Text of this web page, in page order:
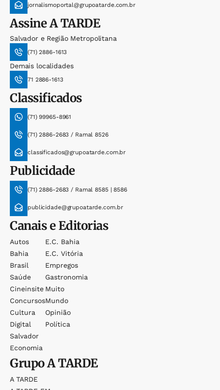
jornalismoportal@grupoatarde.com.br
AssineA TARDE
Salvador e Região Metropolitana
(71) 2886-1613
Demais localidades
71 2886-1613
Classificados
(71) 99965-8961
(71) 2886-2683 / Ramal 8526
classificados@grupoatarde.com.br
Publicidade
(71) 2886-2683 / Ramal 8585 | 8586
publicidade@grupoatarde.com.br
Canais e Editorias
Autos
Bahia
Brasil
Saúde
Cineinsite
Concursos
Cultura
Digital
Salvador
Economia
E.c. Bahia
E.c. Vitória
Empregos
Gastronomia
Muito
Mundo
Opinião
Política
GrupoA TARDE
A TARDE